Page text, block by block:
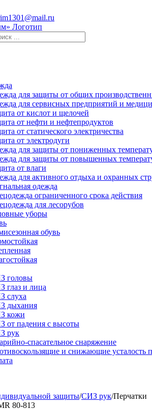
для защиты от общих
для сервисных предприятий и
от кислот и щелочей
от нефти и нефтепродуктов
от статического электричества
от электродуги
для защиты от пониженных
для защиты от повышенных
от влаги
для активного отдыха и охранных
одежда
ограниченного срока действия
для лесорубов
уборы
обувь
головы
глаз и лица
слуха
дыхания
кожи
от падения с высоты
рук
спасательное снаряжение
и снижающие усталость
защиты/СИЗ рук/Перчатки
80-813